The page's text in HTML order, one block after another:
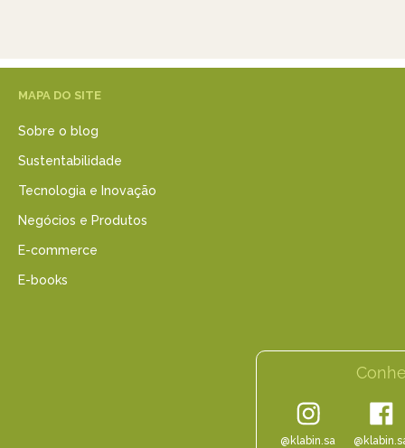
MAPA DO SITE
Sobre o blog
Sustentabilidade
Tecnologia e Inovação
Negócios e Produtos
E-commerce
E-books
@klabin.sa